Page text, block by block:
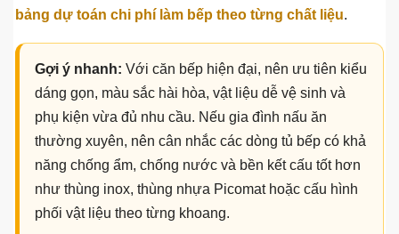
bảng dự toán chi phí làm bếp theo từng chất liệu.
Gợi ý nhanh: Với căn bếp hiện đại, nên ưu tiên kiểu
dáng gọn, màu sắc hài hòa, vật liệu dễ vệ sinh và
phụ kiện vừa đủ nhu cầu. Nếu gia đình nấu ăn
thường xuyên, nên cân nhắc các dòng tủ bếp có khả
năng chống ẩm, chống nước và bền kết cấu tốt hơn
như thùng inox, thùng nhựa Picomat hoặc cấu hình
phối vật liệu theo từng khoang.